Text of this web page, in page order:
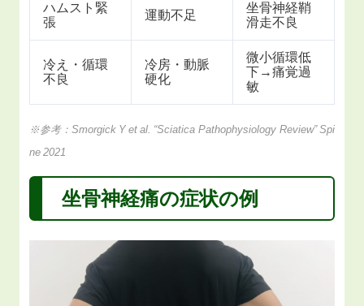
ハムスト緊
張
運動不足
坐骨神経鞘
滑走不良
冷え・循環
不良
冷房・動脈
硬化
微小循環低
下→痛覚過
敏
※参考：Smorgick Y et al. “Sciatica Pathophysiology Review” Spi
ne 2021
坐骨神経痛の症状の例